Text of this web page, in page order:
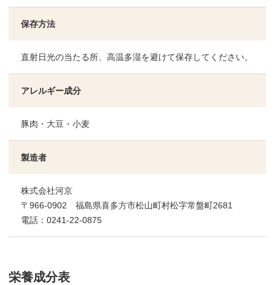
保存方法
直射日光の当たる所、高温多湿を避けて保存してください。
アレルギー成分
豚肉・大豆・小麦
製造者
株式会社河京
〒966-0902 福島県喜多方市松山町村松字常盤町2681
電話：0241-22-0875
栄養成分表